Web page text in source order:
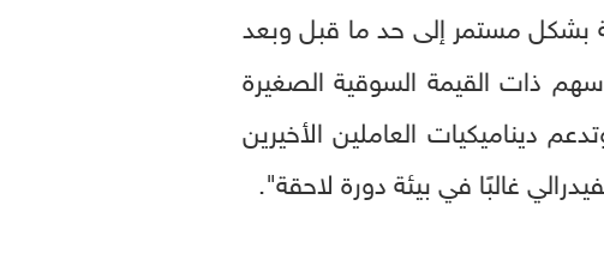
بشكل مستمر إلى حد ما قبل وبعد
ذات القيمة السوقية الصغيرة
ديناميكيات العاملين الأخيرين
غالبًا في بيئة دورة لاحقة".